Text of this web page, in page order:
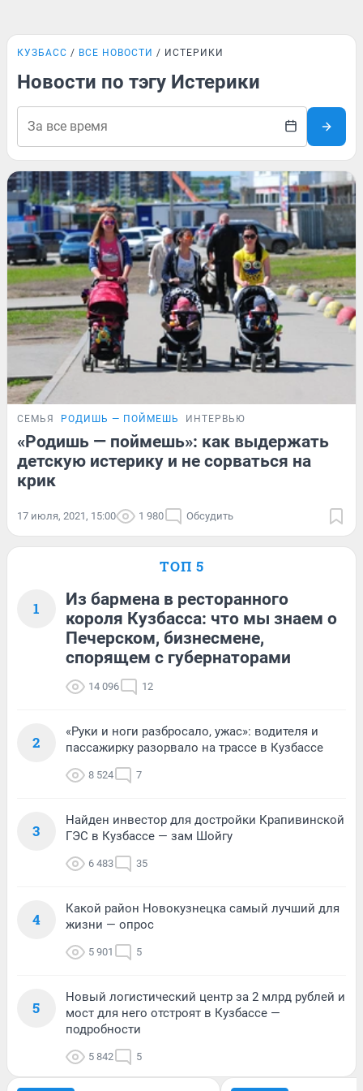
КУЗБАСС ВСЕ НОВОСТИ ИСТЕРИКИ
Новости по тэгу Истерики
СЕМЬЯ РОДИШЬ — ПОЙМЕШЬ ИНТЕРВЬЮ
«Родишь — поймешь»: как выдержать
детскую истерику и не сорваться на
крик
17 июля, 2021, 15:00 1 980 Обсудить
ТОП 5
1
Из бармена в ресторанного
короля Кузбасса: что мы знаем о
Печерском, бизнесмене,
спорящем с губернаторами
14 096 12
2
«Руки и ноги разбросало, ужас»: водителя и
пассажирку разорвало на трассе в Кузбассе
8 524 7
3
Найден инвестор для достройки Крапивинской
ГЭС в Кузбассе — зам Шойгу
6 483 35
4
Какой район Новокузнецка самый лучший для
жизни — опрос
5 901 5
5
Новый логистический центр за 2 млрд рублей и
мост для него отстроят в Кузбассе —
подробности
5 842 5